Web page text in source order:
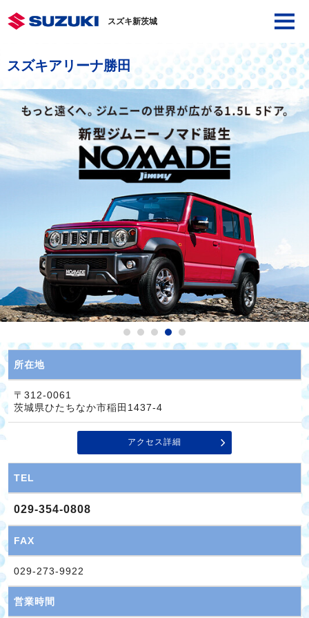
スズキ新茨城
スズキアリーナ勝田
所在地
〒312-0061
茨城県ひたちなか市稲田1437-4
アクセス詳細
TEL
029-354-0808
FAX
029-273-9922
営業時間